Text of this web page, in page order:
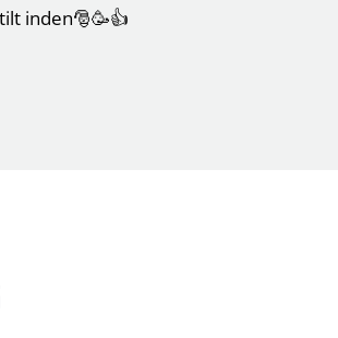
inden🎅🥳👍